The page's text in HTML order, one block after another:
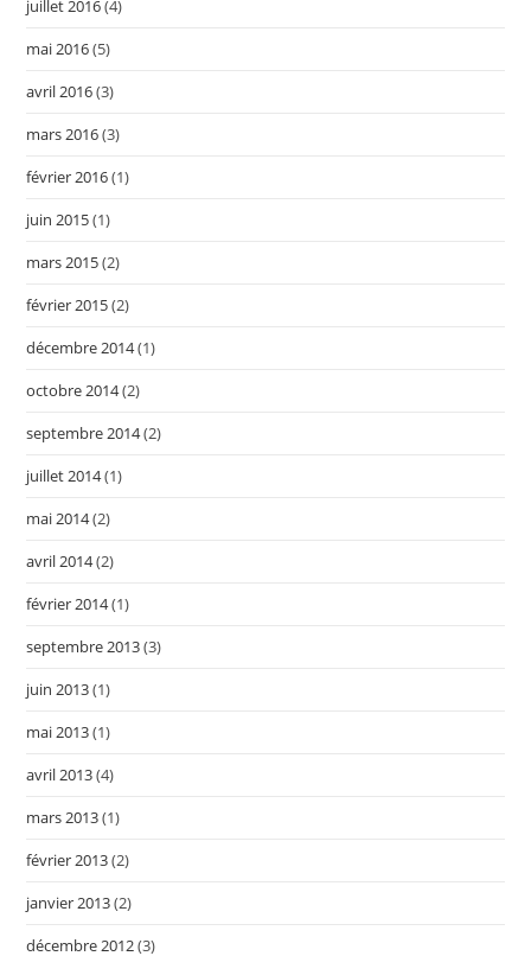
juillet 2016(4)
mai 2016(5)
avril 2016(3)
mars 2016(3)
février 2016(1)
juin 2015(1)
mars 2015(2)
février 2015(2)
décembre 2014(1)
octobre 2014(2)
septembre 2014(2)
juillet 2014(1)
mai 2014(2)
avril 2014(2)
février 2014(1)
septembre 2013(3)
juin 2013(1)
mai 2013(1)
avril 2013(4)
mars 2013(1)
février 2013(2)
janvier 2013(2)
décembre 2012(3)